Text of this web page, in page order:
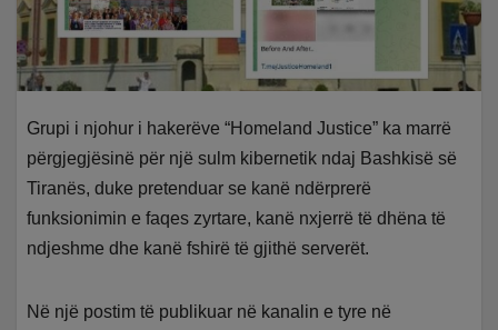
Grupi i njohur i hakerëve “Homeland Justice” ka marrë
përgjegjësinë për një sulm kibernetik ndaj Bashkisë së
Tiranës, duke pretenduar se kanë ndërprerë
funksionimin e faqes zyrtare, kanë nxjerrë të dhëna të
ndjeshme dhe kanë fshirë të gjithë serverët.
Në një postim të publikuar në kanalin e tyre në